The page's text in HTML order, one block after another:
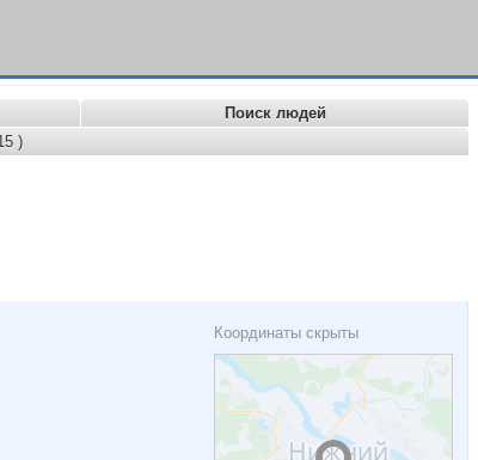
Поиск людей
)
Координаты скрыты